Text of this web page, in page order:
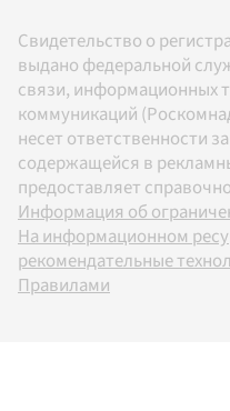
Свидетельство о
выдано федеральной
связи, информационных
коммуникаций
несет ответственности
содержащейся в
предоставляет
Информация об
На информационном
рекомендательные
Правилами